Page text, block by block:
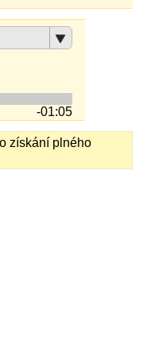
-01:05
získání plného